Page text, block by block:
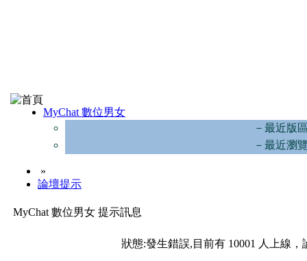
MyChat 數位男女
－最近版
－最近瀏
»
論壇提示
MyChat 數位男女 提示訊息
狀態:發生錯誤,目前有 10001 人上線